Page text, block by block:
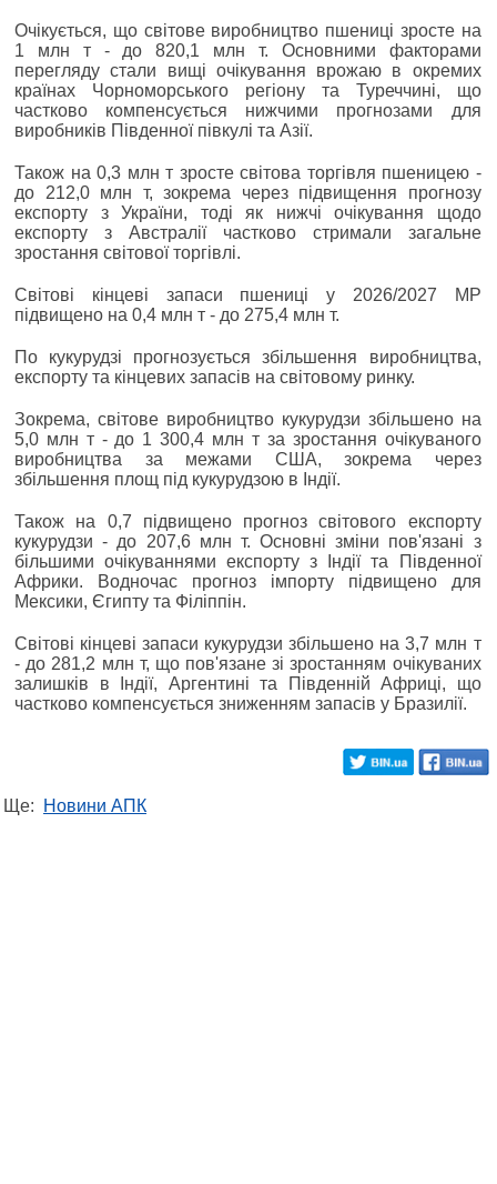
Очікується, що світове виробництво пшениці зросте на
1 млн т - до 820,1 млн т. Основними факторами
перегляду стали вищі очікування врожаю в окремих
країнах Чорноморського регіону та Туреччині, що
частково компенсується нижчими прогнозами для
виробників Південної півкулі та Азії.
Також на 0,3 млн т зросте світова торгівля пшеницею -
до 212,0 млн т, зокрема через підвищення прогнозу
експорту з України, тоді як нижчі очікування щодо
експорту з Австралії частково стримали загальне
зростання світової торгівлі.
Світові кінцеві запаси пшениці у 2026/2027 МР
підвищено на 0,4 млн т - до 275,4 млн т.
По кукурудзі прогнозується збільшення виробництва,
експорту та кінцевих запасів на світовому ринку.
Зокрема, світове виробництво кукурудзи збільшено на
5,0 млн т - до 1 300,4 млн т за зростання очікуваного
виробництва за межами США, зокрема через
збільшення площ під кукурудзою в Індії.
Також на 0,7 підвищено прогноз світового експорту
кукурудзи - до 207,6 млн т. Основні зміни пов'язані з
більшими очікуваннями експорту з Індії та Південної
Африки. Водночас прогноз імпорту підвищено для
Мексики, Єгипту та Філіппін.
Світові кінцеві запаси кукурудзи збільшено на 3,7 млн т
- до 281,2 млн т, що пов'язане зі зростанням очікуваних
залишків в Індії, Аргентині та Південній Африці, що
частково компенсується зниженням запасів у Бразилії.
Ще: Новини АПК